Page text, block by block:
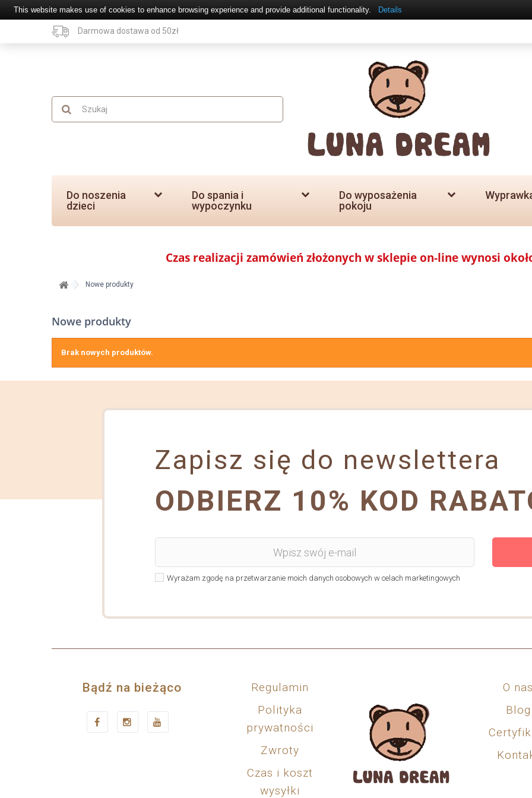
Darmowa dostawa od 50zł
Do noszenia
dzieci
Do spania i
wypoczynku
Do wyposażenia
pokoju
Czas realizacji zamówień złożonych w sklepie on-line wynosi
Nowe produkty
Nowe produkty
Brak nowych produktów.
Zapisz się do newslettera
ODBIERZ 10% KOD
Wyrażam zgodę na przetwarzanie moich danych osobowych w celach marketingowych
Bądź na bieżąco
Regulamin
Polityka
prywatności
Zwroty
Czas i koszt
wysyłki
O
Blog
This website makes use of cookies to enhance browsing experience and provide additional functionality. Details